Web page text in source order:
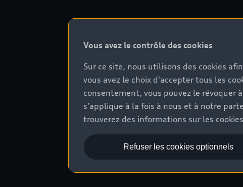
Vous avez le contrôle des cookies
Sur ce site, nous utilisons des cookies
vous avez le choix d'accepter tous les
consentement, vous pouvez le
s'applique à la fois à nous et à notre
trouverez des informations sur les
Refuser les cookies optionnels